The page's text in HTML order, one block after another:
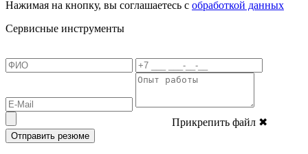
Нажимая на кнопку, вы соглашаетесь с обработкой данных
Сервисные инструменты
Прикрепить файл ✖
Отправить резюме